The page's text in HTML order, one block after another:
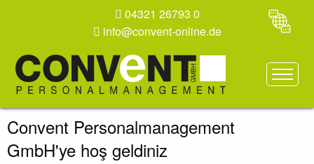
04321 26793 0
info@convent-online.de
Convent Personalmanagement
GmbH'ye hoş geldiniz